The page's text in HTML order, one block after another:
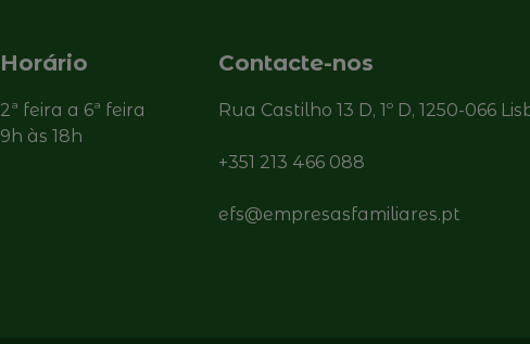
Horário
2ª feira a 6ª feira
9h às 18h
Contacte-nos
Rua Castilho 13 D, 1º D, 1250-066
+351 213 466 088
efs@empresasfamiliares.pt